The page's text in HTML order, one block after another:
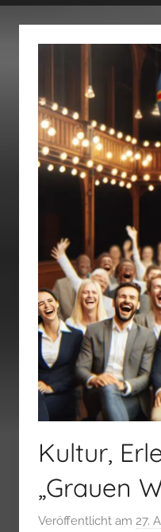
fertig…!
Kultur,
„Grauen
Veröffentlicht am 27.